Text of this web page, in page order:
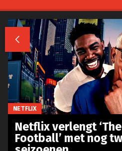

NETFLIX
Netflix verlengt
Football’ met nog